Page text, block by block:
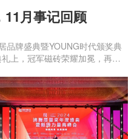
月事记回顾
品牌盛典暨YOUNG时代颁奖典
上，冠军磁砖荣耀加冕，再次